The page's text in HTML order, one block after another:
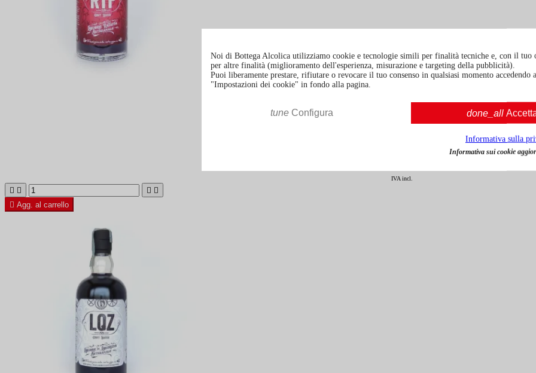
RTF Ratafia di Amarene 7579
IVA incl.
   
 Agg. al carrello
Noi di Bottega Alcolica utilizziamo cookie e tecnologie simili per finalità tecniche e, con il tuo
per altre finalità (miglioramento dell'esperienza, misurazione e targeting della pubblicità).
Puoi liberamente prestare, rifiutare o revocare il tuo consenso in qualsiasi momento accedendo
"Impostazioni dei cookie" in fondo alla pagina.
tune Configura done_all
Informativa sulla
Informativa sui cookie